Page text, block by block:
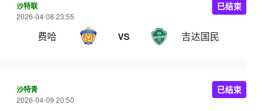
沙特联
2026-04-08 23:55
费哈 VS 吉达国民
已结束
沙特青
2026-04-09 20:50
已结束